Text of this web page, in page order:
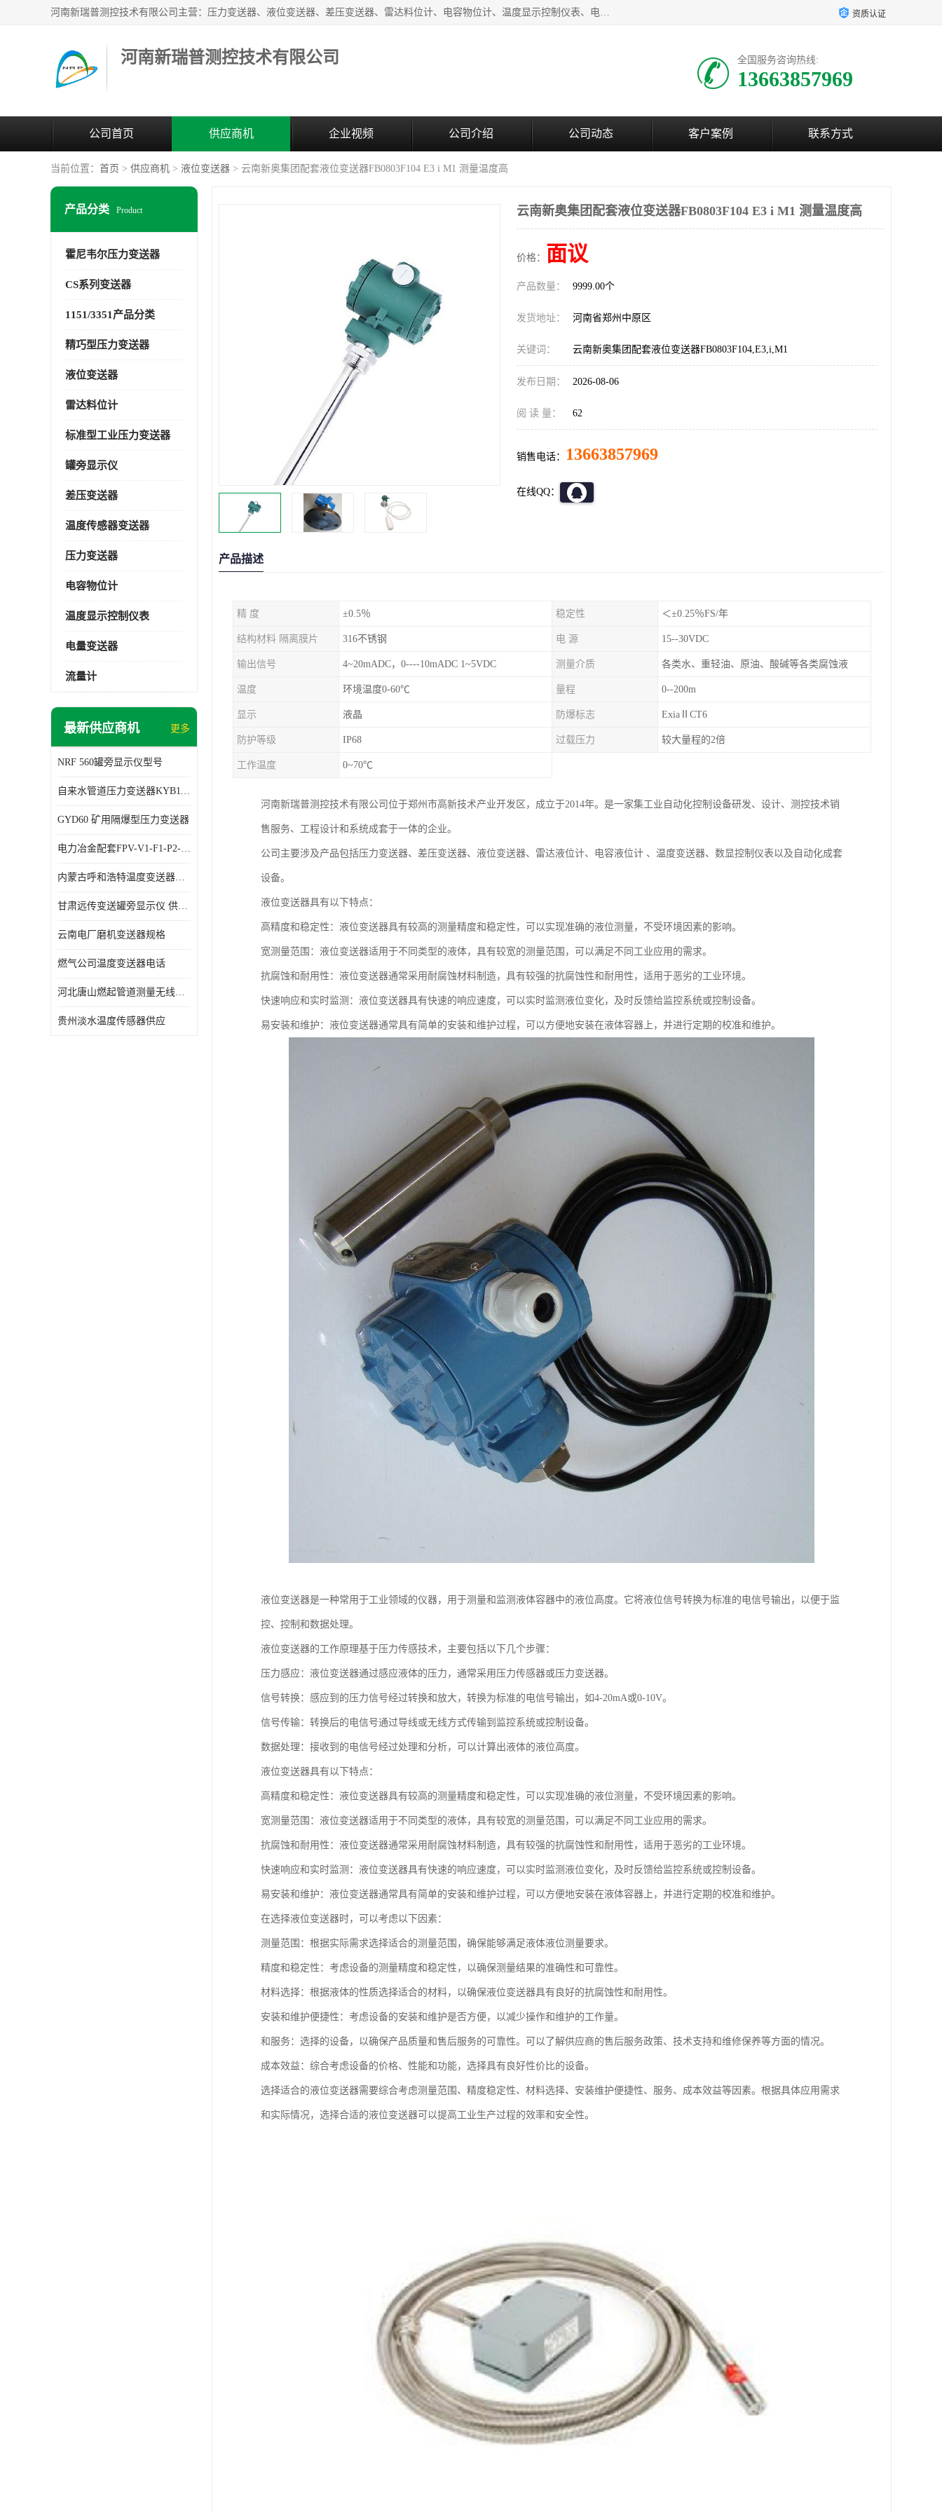
河南新瑞普测控技术有限公司主营：压力变送器、液位变送器、差压变送器、雷达料位计、电容物位计、温度显示控制仪表、电量变送器、流量计、工业自动化系统成套设备。 资质认证
河南新瑞普测控技术有限公司 全国服务咨询热线:
13663857969
公司首页 供应商机 企业视频 公司介绍 公司动态 客户案例 联系方式
当前位置： 首页 > 供应商机 > 液位变送器 > 云南新奥集团配套液位变送器FB0803F104 E3 i M1 测量温度高
产品分类 Product
霍尼韦尔压力变送器
CS系列变送器
1151/3351产品分类
精巧型压力变送器
液位变送器
雷达料位计
标准型工业压力变送器
罐旁显示仪
差压变送器
温度传感器变送器
压力变送器
电容物位计
温度显示控制仪表
电量变送器
流量计
最新供应商机 更多
NRF 560罐旁显示仪型号
自来水管道压力变送器KYB11G03M2型号 使用方便
GYD60 矿用隔爆型压力变送器
电力冶金配套FPV-V1-F1-P2-03电压变送器
内蒙古呼和浩特温度变送器配套罐旁显示仪供应 性能稳定
甘肃远传变送罐旁显示仪 供应及时
云南电厂磨机变送器规格
燃气公司温度变送器电话
河北唐山燃起管道测量无线压力变送器型号 性能稳定
贵州淡水温度传感器供应
云南新奥集团配套液位变送器FB0803F104 E3 i M1 测量温度高
价格： 面议
产品数量： 9999.00个
发货地址： 河南省郑州中原区
关键词： 云南新奥集团配套液位变送器FB0803F104,E3,i,M1
发布日期： 2026-08-06
阅 读 量： 62
销售电话： 13663857969
在线QQ：
产品描述
精 度 ±0.5％ 稳定性 ＜±0.25％FS/年
结构材料 隔离膜片 316不锈钢 电 源 15--30VDC
输出信号 4~20mADC，0----10mADC 1~5VDC 测量介质 各类水、重轻油、原油、酸碱等各类腐蚀液
温度 环境温度0-60℃ 量程 0--200m
显示 液晶 防爆标志 ExiaⅡCT6
防护等级 IP68 过载压力 较大量程的2倍
工作温度 0~70℃
河南新瑞普测控技术有限公司位于郑州市高新技术产业开发区，成立于2014年。是一家集工业自动化控制设备研发、设计、测控技术销
售服务、工程设计和系统成套于一体的企业。
公司主要涉及产品包括压力变送器、差压变送器、液位变送器、雷达液位计、电容液位计 、温度变送器、数显控制仪表以及自动化成套
设备。
液位变送器具有以下特点：
高精度和稳定性：液位变送器具有较高的测量精度和稳定性，可以实现准确的液位测量，不受环境因素的影响。
宽测量范围：液位变送器适用于不同类型的液体，具有较宽的测量范围，可以满足不同工业应用的需求。
抗腐蚀和耐用性：液位变送器通常采用耐腐蚀材料制造，具有较强的抗腐蚀性和耐用性，适用于恶劣的工业环境。
快速响应和实时监测：液位变送器具有快速的响应速度，可以实时监测液位变化，及时反馈给监控系统或控制设备。
易安装和维护：液位变送器通常具有简单的安装和维护过程，可以方便地安装在液体容器上，并进行定期的校准和维护。
液位变送器是一种常用于工业领域的仪器，用于测量和监测液体容器中的液位高度。它将液位信号转换为标准的电信号输出，以便于监
控、控制和数据处理。
液位变送器的工作原理基于压力传感技术，主要包括以下几个步骤：
压力感应：液位变送器通过感应液体的压力，通常采用压力传感器或压力变送器。
信号转换：感应到的压力信号经过转换和放大，转换为标准的电信号输出，如4-20mA或0-10V。
信号传输：转换后的电信号通过导线或无线方式传输到监控系统或控制设备。
数据处理：接收到的电信号经过处理和分析，可以计算出液体的液位高度。
液位变送器具有以下特点：
高精度和稳定性：液位变送器具有较高的测量精度和稳定性，可以实现准确的液位测量，不受环境因素的影响。
宽测量范围：液位变送器适用于不同类型的液体，具有较宽的测量范围，可以满足不同工业应用的需求。
抗腐蚀和耐用性：液位变送器通常采用耐腐蚀材料制造，具有较强的抗腐蚀性和耐用性，适用于恶劣的工业环境。
快速响应和实时监测：液位变送器具有快速的响应速度，可以实时监测液位变化，及时反馈给监控系统或控制设备。
易安装和维护：液位变送器通常具有简单的安装和维护过程，可以方便地安装在液体容器上，并进行定期的校准和维护。
在选择液位变送器时，可以考虑以下因素：
测量范围：根据实际需求选择适合的测量范围，确保能够满足液体液位测量要求。
精度和稳定性：考虑设备的测量精度和稳定性，以确保测量结果的准确性和可靠性。
材料选择：根据液体的性质选择适合的材料，以确保液位变送器具有良好的抗腐蚀性和耐用性。
安装和维护便捷性：考虑设备的安装和维护是否方便，以减少操作和维护的工作量。
和服务：选择的设备，以确保产品质量和售后服务的可靠性。可以了解供应商的售后服务政策、技术支持和维修保养等方面的情况。
成本效益：综合考虑设备的价格、性能和功能，选择具有良好性价比的设备。
选择适合的液位变送器需要综合考虑测量范围、精度稳定性、材料选择、安装维护便捷性、服务、成本效益等因素。根据具体应用需求
和实际情况，选择合适的液位变送器可以提高工业生产过程的效率和安全性。